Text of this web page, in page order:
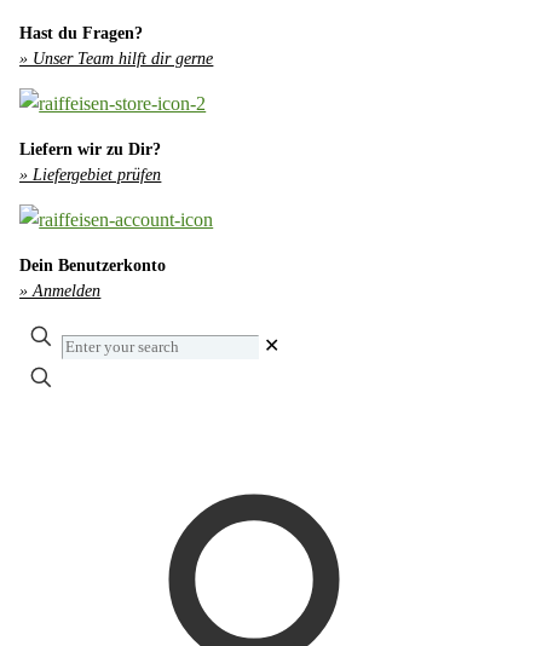
Hast du Fragen?
» Unser Team hilft dir gerne
Liefern wir zu Dir?
» Liefergebiet prüfen
Dein Benutzerkonto
» Anmelden
Enter
your
✕